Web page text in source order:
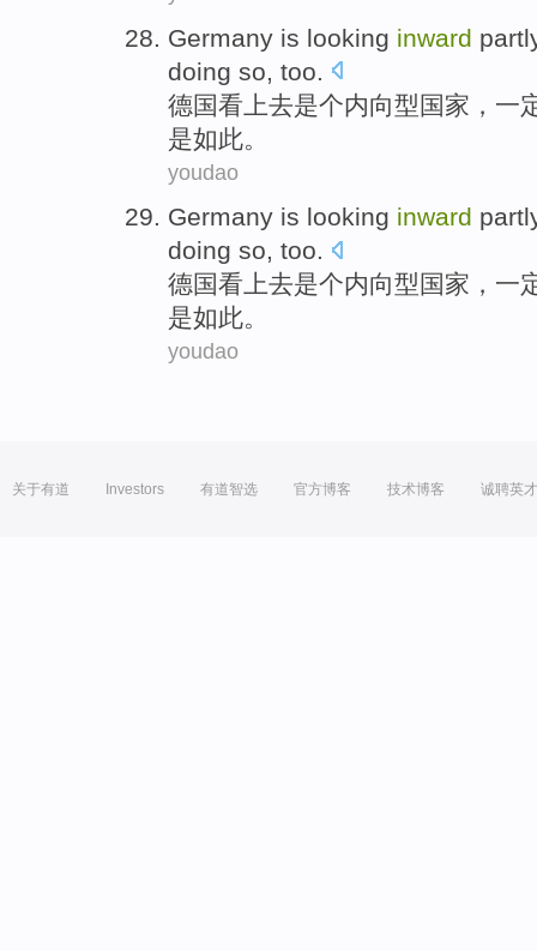
Germany is looking inward
doing so too
德国看上去是个内向型国家 ，一
是如此。
youdao
Germany is looking inward
doing so, too.
德国看上去是个内向型国家 ，一
是如此。
youdao
关于有道 Investors 有道智选 官方博客 技术博客 诚聘英才